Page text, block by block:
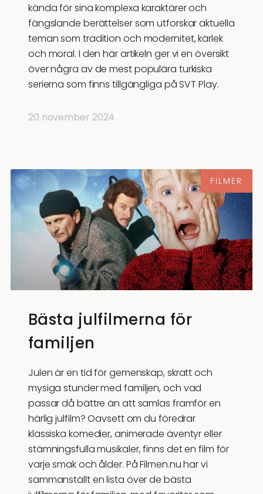
kända för sina komplexa karaktärer och
fängslande berättelser som utforskar aktuella
teman som tradition och modernitet, kärlek
och moral. I den här artikeln ger vi en översikt
över några av de mest populära turkiska
serierna som finns tillgängliga på SVT Play.
20 november 2024
FILMER
Bästa julfilmerna för
familjen
Julen är en tid för gemenskap, skratt och
mysiga stunder med familjen, och vad
passar då bättre än att samlas framför en
härlig julfilm? Oavsett om du föredrar
klassiska komedier, animerade äventyr eller
stämningsfulla musikaler, finns det en film för
varje smak och ålder. På Filmen.nu har vi
sammanställt en lista över de bästa